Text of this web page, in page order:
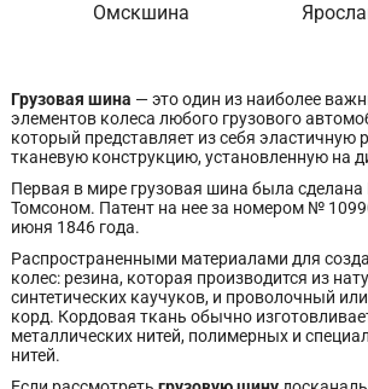
Омскшина
Грузовая шина — это один из наиболее
элементов колеса любого грузового
который представляет из себя эластичную
тканевую конструкцию, установленную на
Первая в мире грузовая шина была
Томсоном. Патент на нее за номером №
июня 1846 года.
Распространенными материалами для
колес: резина, которая производится из
синтетических каучуков, и проволочный
корд. Кордовая ткань обычно
металлических нитей, полимерных и
нитей.